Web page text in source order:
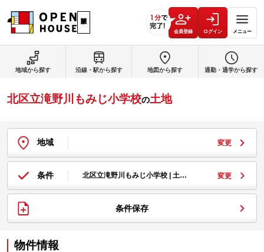
会員登録 ログイン メニュー
北区立滝野川もみじ小学校の土地
地域 変更
条件 北区立滝野川もみじ小学校 | 土… 変更
条件保存
物件情報
地域から探す 沿線・駅から探す 地図から探す 通勤・通学から探す